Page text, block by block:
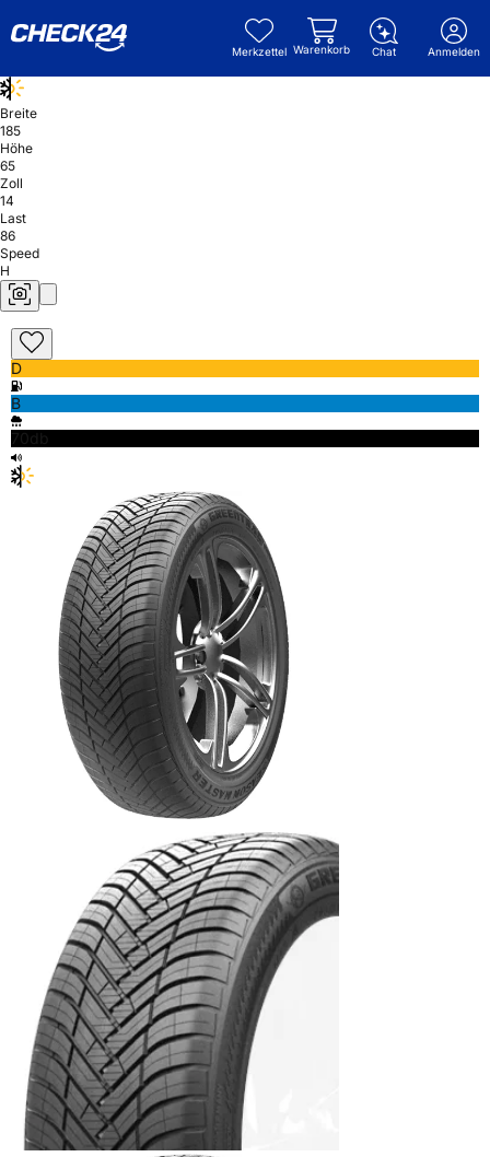
Merkzettel Warenkorb Chat Anmelden
Breite
185
Höhe
65
Zoll
14
Last
86
Speed
H
D
B
70db